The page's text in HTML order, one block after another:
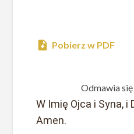
Pobierz w PDF
Odmawia
W Imię Ojca i Syna, i
Amen.